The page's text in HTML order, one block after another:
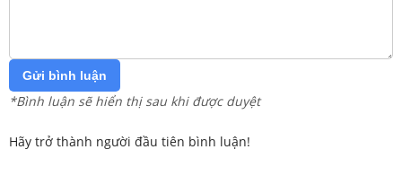
Gửi bình luận
*Bình luận sẽ hiển thị sau khi được duyệt
Hãy trở thành người đầu tiên bình luận!